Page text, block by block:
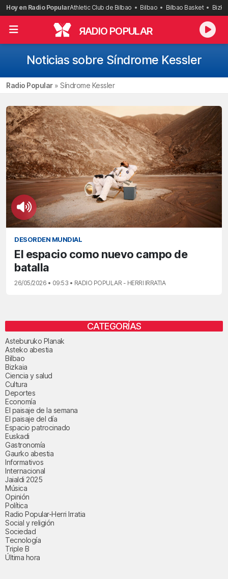
Saltar
al
contenido
Hoy en Radio PopularAthletic Club de Bilbao Bilbao Bilbao Basket
RADIO POPULAR
Noticias sobre Síndrome Kessler
Radio Popular» Síndrome Kessler
DESORDEN MUNDIAL
El espacio como nuevo campo de
batalla
26/05/2026 • 09:53 • RADIO POPULAR - HERRI IRRATIA
CATEGORÍAS
Asteburuko Planak
Asteko abestia
Bilbao
Bizkaia
Ciencia y salud
Cultura
Deportes
Economía
El paisaje de la semana
El paisaje del día
Espacio patrocinado
Euskadi
Gastronomía
Gaurko abestia
Informativos
Internacional
Jaialdi 2025
Música
Opinión
Política
Radio Popular-Herri Irratia
Social y religión
Sociedad
Tecnología
Triple B
Última hora